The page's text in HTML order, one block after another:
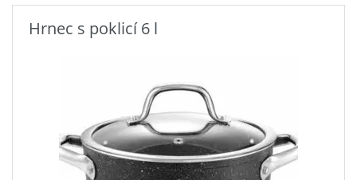
Hrnec s poklicí 6 l